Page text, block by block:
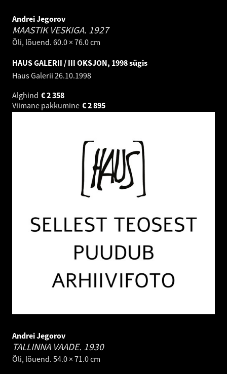
Andrei Jegorov
MAASTIK VESKIGA. 1927
Õli, lõuend. 60.0 × 76.0 cm
HAUS GALERII / III OKSJON, 1998 sügis
Haus Galerii 26.10.1998
Alghind
2 358
€
Viimane pakkumine
2 895
€
Andrei Jegorov
TALLINNA VAADE. 1930
Õli, lõuend. 54.0 × 71.0 cm